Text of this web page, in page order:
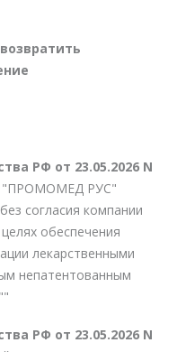
РФ от 23.05.2026 N
"ПРОМОМЕД РУС"
согласия компании
обеспечения
лекарственными
непатентованным
РФ от 23.05.2026 N